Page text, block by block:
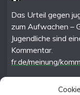
Das Urteil gegen
zum Aufwachen –
Jugendliche sind
Kommentar.
fr.de/meinung/